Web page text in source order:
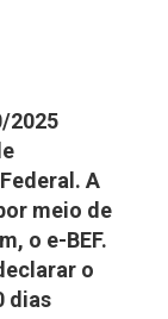
2025
A
meio de
o e-BEF.
o
dias